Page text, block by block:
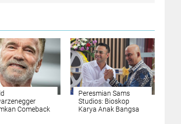
Comeback
Peresmian Sams
Studios: Bioskop
Karya Anak Bangsa